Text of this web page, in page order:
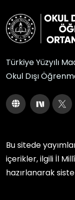
Türkiye Yüzyılı
Okul Dışı
Bu sitede
içerikler, ilgili İl
hazırlanarak